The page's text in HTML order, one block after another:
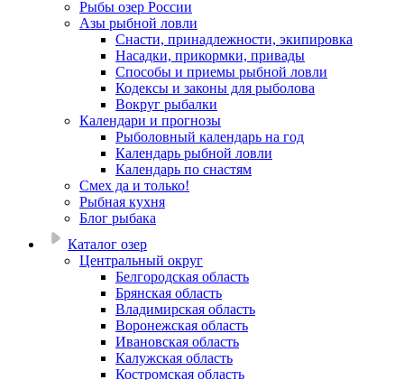
Рыбы озер России
Азы рыбной ловли
Снасти, принадлежности, экипировка
Насадки, прикормки, привады
Способы и приемы рыбной ловли
Кодексы и законы для рыболова
Вокруг рыбалки
Календари и прогнозы
Рыболовный календарь на год
Календарь рыбной ловли
Календарь по снастям
Смех да и только!
Рыбная кухня
Блог рыбака
Каталог озер
Центральный округ
Белгородская область
Брянская область
Владимирская область
Воронежская область
Ивановская область
Калужская область
Костромская область